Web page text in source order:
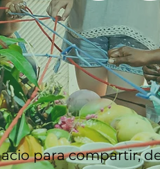
para compartir,